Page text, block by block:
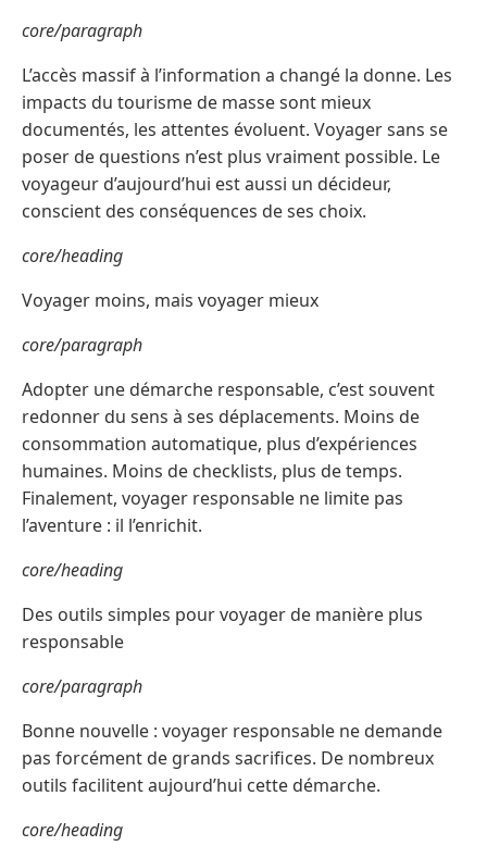
core/paragraph
L’accès massif à l’information a changé la donne. Les
impacts du tourisme de masse sont mieux
documentés, les attentes évoluent. Voyager sans se
poser de questions n’est plus vraiment possible. Le
voyageur d’aujourd’hui est aussi un décideur,
conscient des conséquences de ses choix.
core/heading
Voyager moins, mais voyager mieux
core/paragraph
Adopter une démarche responsable, c’est souvent
redonner du sens à ses déplacements. Moins de
consommation automatique, plus d’expériences
humaines. Moins de checklists, plus de temps.
Finalement, voyager responsable ne limite pas
l’aventure : il l’enrichit.
core/heading
Des outils simples pour voyager de manière plus
responsable
core/paragraph
Bonne nouvelle : voyager responsable ne demande
pas forcément de grands sacrifices. De nombreux
outils facilitent aujourd’hui cette démarche.
core/heading